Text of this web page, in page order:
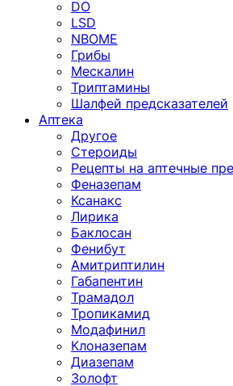
DO
LSD
NBOME
Грибы
Мескалин
Триптамины
Шалфей предсказателей
Аптека
Другое
Стероиды
Рецепты на аптечные
Феназепам
Ксанакс
Лирика
Баклосан
Фенибут
Амитриптилин
Габапентин
Трамадол
Тропикамид
Модафинил
Клоназепам
Диазепам
Золофт